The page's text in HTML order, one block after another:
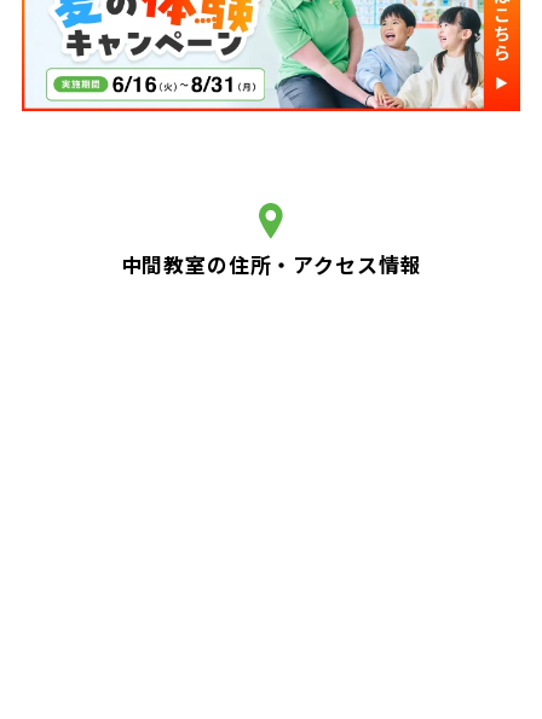
中間教室の住所・アクセス情報